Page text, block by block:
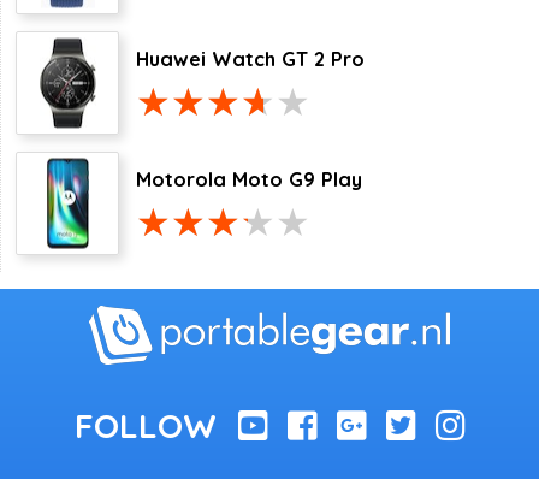
Huawei Watch GT 2 Pro
Motorola Moto G9 Play